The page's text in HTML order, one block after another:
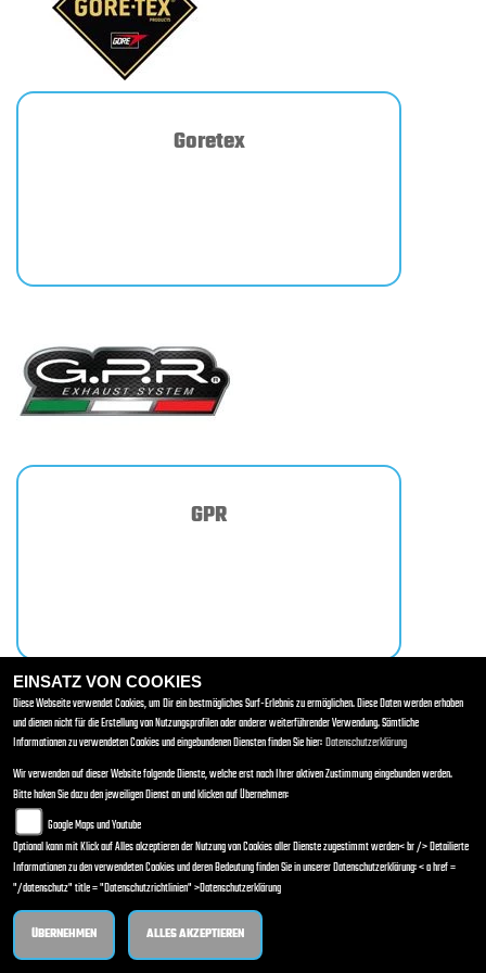
Goretex
GPR
GSG Mototechnik
EINSATZ VON COOKIES
Diese Webseite verwendet Cookies, um Dir ein bestmögliches Surf-Erlebnis zu ermöglichen. Diese Daten werden erhoben
und dienen nicht für die Erstellung von Nutzungsprofilen oder anderer weiterführender Verwendung. Sämtliche
Informationen zu verwendeten Cookies und eingebundenen Diensten finden Sie hier:Datenschutzerklärung
Wir verwenden auf dieser Website folgende Dienste, welche erst nach Ihrer aktiven Zustimmung eingebunden werden.
Bitte haken Sie dazu den jeweiligen Dienst an und klicken auf Übernehmen:
Google Maps und Youtube
Optional kann mit Klick auf Alles akzeptieren der Nutzung von Cookies aller Dienste zugestimmt werden< br /> Detailierte
Informationen zu den verwendeten Cookies und deren Bedeutung finden Sie in unserer Datenschutzerklärung: < a href =
"/datenschutz" title = "Datenschutzrichtlinien" >Datenschutzerklärung
ÜBERNEHMEN ALLES AKZEPTIEREN